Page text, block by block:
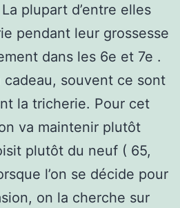
plupart d’entre elles
pendant leur grossesse
dans les 6e et 7e .
cadeau, souvent ce sont
la tricherie. Pour cet
va maintenir plutôt
plutôt du neuf ( 65,
l’on se décide pour
on la cherche sur